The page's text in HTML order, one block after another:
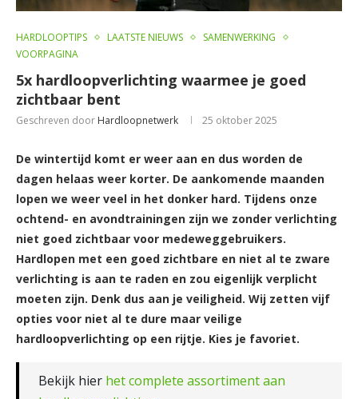
HARDLOOPTIPS LAATSTE NIEUWS
SAMENWERKING
VOORPAGINA
5x hardloopverlichting waarmee je goed
zichtbaar bent
Geschreven door Hardloopnetwerk 25 oktober 2025
De wintertijd komt er weer aan en dus worden de
dagen helaas weer korter. De aankomende maanden
lopen we weer veel in het donker hard. Tijdens onze
ochtend- en avondtrainingen zijn we zonder verlichting
niet goed zichtbaar voor medeweggebruikers.
Hardlopen met een goed zichtbare en niet al te zware
verlichting is aan te raden en zou eigenlijk verplicht
moeten zijn. Denk dus aan je veiligheid. Wij zetten vijf
opties voor niet al te dure maar veilige
hardloopverlichting op een rijtje. Kies je favoriet.
Bekijk hier het complete assortiment aan